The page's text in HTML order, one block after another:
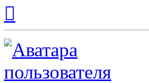
началу